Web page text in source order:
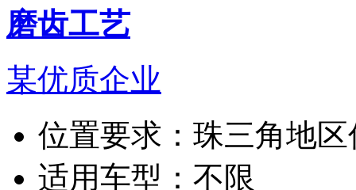
磨齿工艺
某优质企业
位置要求： 珠三角地区
适用车型： 不限